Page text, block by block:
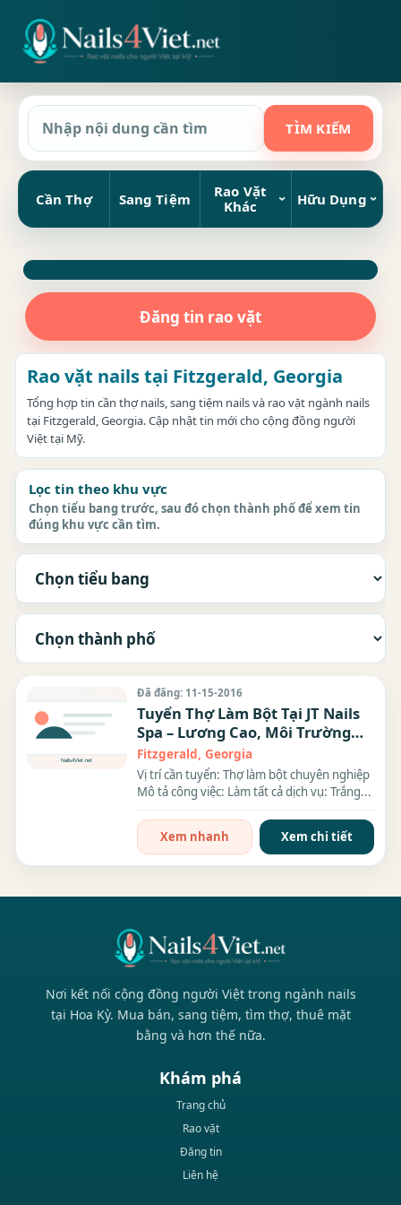
Cần Thợ Sang Tiệm
Rao Vặt
Khác
Hữu Dụng
Đăng tin rao vặt
Rao vặt nails tại Fitzgerald, Georgia
Tổng hợp tin cần thợ nails, sang tiệm nails và rao vặt ngành nails
tại Fitzgerald, Georgia. Cập nhật tin mới cho cộng đồng người
Việt tại Mỹ.
Lọc tin theo khu vực
Chọn tiểu bang trước, sau đó chọn thành phố để xem tin
đúng khu vực cần tìm.
Đã đăng: 11-15-2016
Tuyển Thợ Làm Bột Tại JT Nails
Spa – Lương Cao, Môi Trường
Làm Việc Tốt
Fitzgerald, Georgia
Vị trí cần tuyển: Thợ làm bột chuyên nghiệp
Mô tả công việc: Làm tất cả dịch vụ: Trắng...
Xem nhanh Xem chi tiết
Nơi kết nối cộng đồng người Việt trong ngành nails
tại Hoa Kỳ. Mua bán, sang tiệm, tìm thợ, thuê mặt
bằng và hơn thế nữa.
Khám phá
Trang chủ
Rao vặt
Đăng tin
Liên hệ